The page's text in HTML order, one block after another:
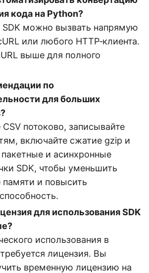
кода на Python?
SDK можно вызвать напрямую
или любого HTTP‑клиента.
выше для полного
по
для больших
потоково, записывайте
включайте сжатие gzip и
пакетные и асинхронные
SDK, чтобы уменьшить
памяти и повысить
для использования SDK
использования в
лицензия. Вы
временную лицензию на